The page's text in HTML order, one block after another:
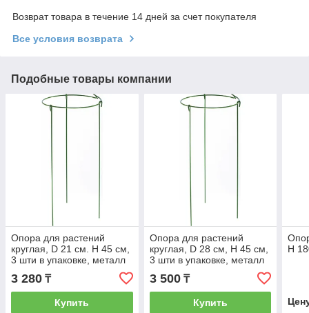
Возврат товара в течение 14 дней за счет покупателя
Все условия возврата
Подобные товары компании
Опора для растений
круглая, D 21 см. H 45 см,
3 шти в упаковке, металл
в пластике Palisad 644065
3 280 ₸
Купить
Опора для растений
круглая, D 28 см, H 45 см,
3 шти в упаковке, металл
в пластике Palisad 644075
3 500₸
Купить
H